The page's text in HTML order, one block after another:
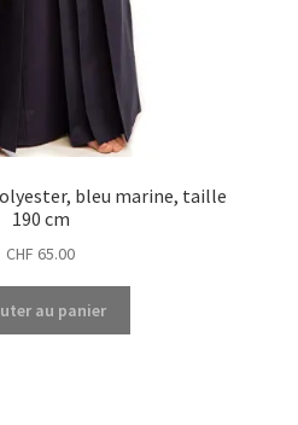
bleu marine, taille
190 cm
CHF 65.00
au panier